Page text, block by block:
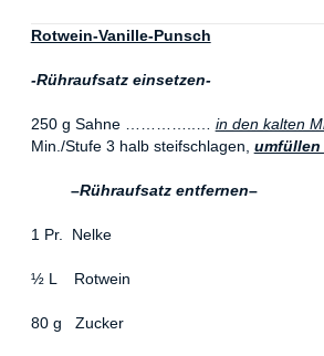
Rotwein-Vanille-Punsch
-Rühraufsatz einsetzen-
250 g Sahne …………..… in den kalten
Min./Stufe 3 halb steifschlagen, umfüllen
–Rühraufsatz entfernen–
1 Pr. Nelke
½ L Rotwein
80 g Zucker